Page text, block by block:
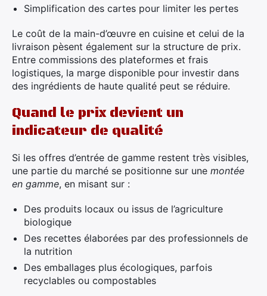
Simplification des cartes pour limiter les pertes
Le coût de la main-d’œuvre en cuisine et celui de la
livraison pèsent également sur la structure de prix.
Entre commissions des plateformes et frais
logistiques, la marge disponible pour investir dans
des ingrédients de haute qualité peut se réduire.
Quand le prix devient un
indicateur de qualité
Si les offres d’entrée de gamme restent très visibles,
une partie du marché se positionne sur une montée
en gamme, en misant sur :
Des produits locaux ou issus de l’agriculture
biologique
Des recettes élaborées par des professionnels de
la nutrition
Des emballages plus écologiques, parfois
recyclables ou compostables